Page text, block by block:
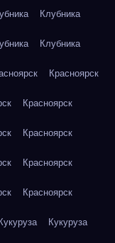
Клубника
Клубника
Красноярск
Красноярск
Красноярск
Красноярск
Красноярск
Кукуруза Кукуруза